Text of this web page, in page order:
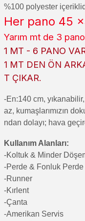
%100 polyester
Her pano 45
Yarım mt de 3
1 MT - 6 PANO
1 MT DEN ÖN
T ÇIKAR.
-En:140 cm,
az, kumaşlarımızın
ndan dolayı; hava
Kullanım Alanları:
-Koltuk & Minder
-Perde & Fonluk Perde
-Runner
-Kırlent
-Çanta
-Amerikan Servis